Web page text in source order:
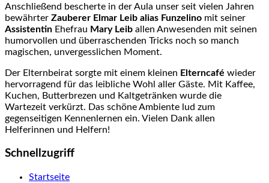
Anschließend bescherte in der Aula unser seit vielen Jahren
bewährter Zauberer Elmar Leib alias Funzelino mit seiner
Assistentin Ehefrau Mary Leib allen Anwesenden mit seinen
humorvollen und überraschenden Tricks noch so manch
magischen, unvergesslichen Moment.
Der Elternbeirat sorgte mit einem kleinen Elterncafé wieder
hervorragend für das leibliche Wohl aller Gäste. Mit Kaffee,
Kuchen, Butterbrezen und Kaltgetränken wurde die
Wartezeit verkürzt. Das schöne Ambiente lud zum
gegenseitigen Kennenlernen ein. Vielen Dank allen
Helferinnen und Helfern!
Schnellzugriff
Startseite